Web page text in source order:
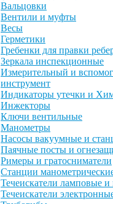
Вальцовки
Вентили и муфты
Весы
Герметики
Гребенки для правки
Зеркала инспекционные
Измерительный и
инструмент
Индикаторы утечки и
Инжекторы
Ключи вентильные
Манометры
Насосы вакуумные и
Паячные посты и
Римеры и гратосниматели
Станции
Течеискатели ламповые и
Течеискатели